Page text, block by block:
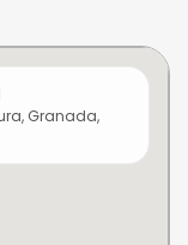
Granada,